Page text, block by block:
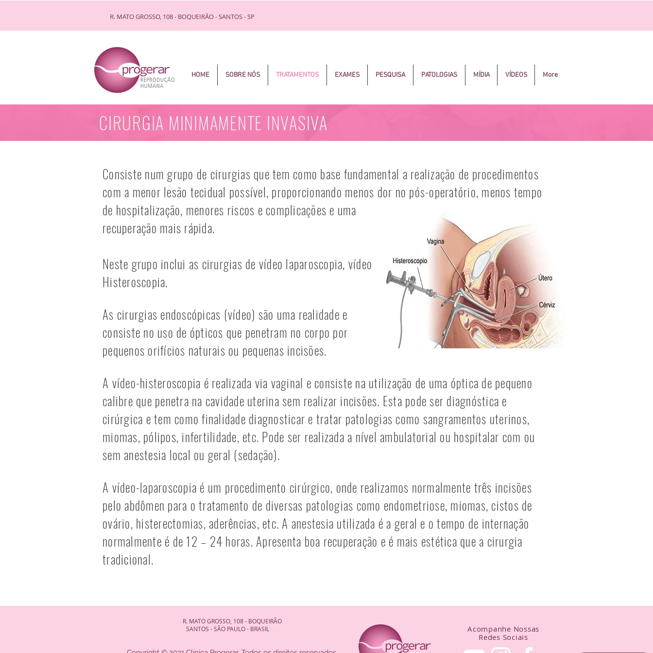
R. MATO GROSSO, 108 - BOQUEIRÃO - SANTOS - SP
HOME SOBRE NÓS TRATAMENTOS EXAMES PESQUISA PATOLOGIAS MÍDIA VÍDEOS More
CIRURGIA MINIMAMENTE INVASIVA
Consiste num grupo de cirurgias que tem como base fundamental a realização de procedimentos
com a menor lesão tecidual possível, proporcionando menos dor no pós-operatório, menos tempo
de hospitalização, menores riscos e complicações e uma
recuperação mais rápida.
Neste grupo inclui as cirurgias de vídeo laparoscopia, vídeo
Histeroscopia.
As cirurgias endoscópicas (vídeo) são uma realidade e
consiste no uso de ópticos que penetram no corpo por
pequenos orifícios naturais ou pequenas incisões.
A vídeo-histeroscopia é realizada via vaginal e consiste na utilização de uma óptica de pequeno
calibre que penetra na cavidade uterina sem realizar incisões. Esta pode ser diagnóstica e
cirúrgica e tem como finalidade diagnosticar e tratar patologias como sangramentos uterinos,
miomas, pólipos, infertilidade, etc. Pode ser realizada a nível ambulatorial ou hospitalar com ou
sem anestesia local ou geral (sedação).
A vídeo-laparoscopia é um procedimento cirúrgico, onde realizamos normalmente três incisões
pelo abdômen para o tratamento de diversas patologias como endometriose, miomas, cistos de
ovário, histerectomias, aderências, etc. A anestesia utilizada é a geral e o tempo de internação
normalmente é de 12 – 24 horas. Apresenta boa recuperação e é mais estética que a cirurgia
tradicional.
R. MATO GROSSO, 108 - BOQUEIRÃO
SANTOS - SÃO PAULO - BRASIL
Acompanhe Nossas
Redes Sociais